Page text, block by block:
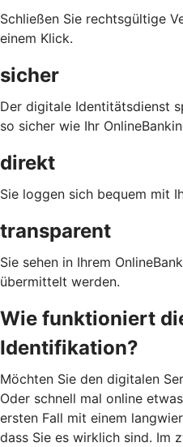
Schließen Sie rechtsgültige
einem Klick.
sicher
Der digitale Identitätsdienst
so sicher wie Ihr
direkt
Sie loggen sich bequem mit
transparent
Sie sehen in Ihrem
übermittelt werden.
Wie funktioniert
Identifikation?
Möchten Sie den digitalen
Oder schnell mal online
ersten Fall mit einem
dass Sie es wirklich sind. Im